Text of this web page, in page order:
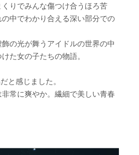
りでみんな傷つけ合うほろ苦
中でわかり合える深い部分での
の光が舞うアイドルの世界の中
た女の子たちの物語。
と感じました。
常に爽やか。繊細で美しい青春